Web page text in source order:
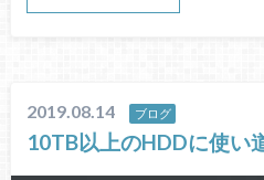
2019.08.14 ブログ
10TB以上のHDDに使い